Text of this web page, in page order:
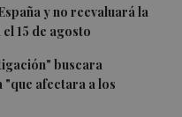
y no reevaluará la
15 de agosto
buscara
"que afectara a los